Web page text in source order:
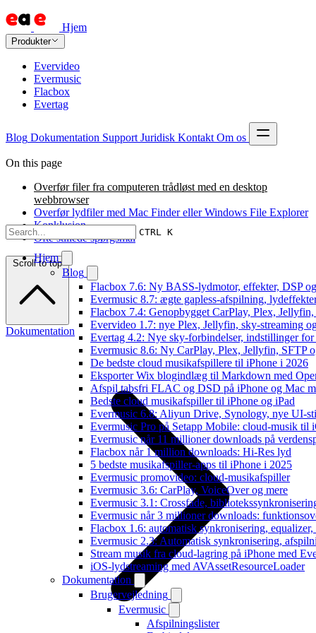
Hjem
Produkter
Evervideo
Evermusic
Flacbox
Evertag
Blog Dokumentation Support Juridisk Kontakt Om os
CTRL K
Hjem
Blog
Flacbox 7.6: Ny BASS-lydmotor, effekter, DSP
Evermusic 8.7: ægte gapless-afspilning,
Flacbox 7.4: Genopbygget CarPlay, Plex,
Evervideo 1.7: nye Plex, Jellyfin, sky-streaming
Evertag 4.2: Nye sky-forbindelser, indstillinger
Evermusic 8.6: Ny CarPlay, Plex, Jellyfin, SFTP
De bedste cloud musikafspillere til iPhone i 2026
Eksporter Wix blogindlæg til Markdown med
Afspil tabsfri FLAC og DSD på iPhone og Mac
Bedste cloud musikafspiller til iPhone og iPad
Evermusic 6.8: Aliyun Drive, Synology, nye UI-
Evermusic Pro på Setapp Mobile: cloud-musik til
Evermusic når 11 millioner downloads på
Flacbox når 1 million downloads: Hi-Res lyd
5 bedste musikafspiller-apps til iPhone i 2025
Evermusic promovideo: cloud-musikafspiller
Evermusic 3.6: CarPlay, VoiceOver og mere
Evermusic 3.1: Crossfade,
Evermusic når 3 millioner downloads:
Flacbox 1.6: automatisk synkronisering,
Evermusic 2.3: Automatisk synkronisering,
Stream musik fra cloud-lagring på iPhone med
iOS-lydstreaming med AVAssetResourceLoader
Dokumentation
Brugervejledning
Evermusic
Afspilningslister
On this page
Overfør filer fra computeren trådløst med en desktop
webbrowser
Overfør lydfiler med Mac Finder eller Windows File Explorer
Konklusion
Ofte stillede spørgsmål
Scroll to top
Dokumentation